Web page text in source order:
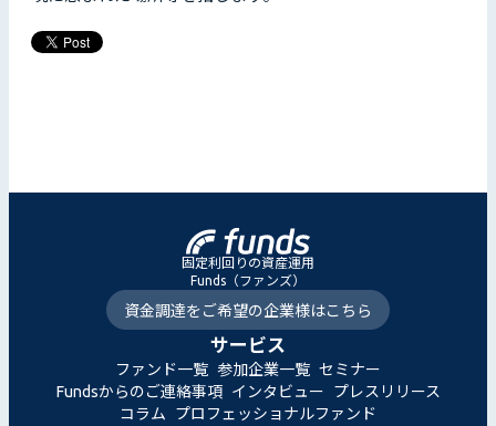
固定利回りの資産運用
Funds（ファンズ）
資金調達をご希望の企業様はこちら
サービス
ファンド一覧 参加企業一覧 セミナー
Fundsからのご連絡事項 インタビュー
プレスリリース
コラム
プロフェッショナルファンド